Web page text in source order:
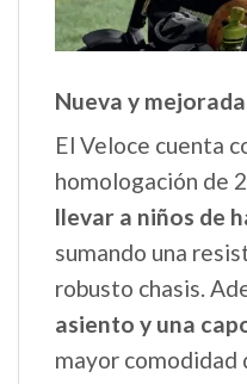
Nueva y
El Veloce cuenta
homologación de
llevar a niños de
sumando una
robusto chasis.
asiento y una
mayor comodidad